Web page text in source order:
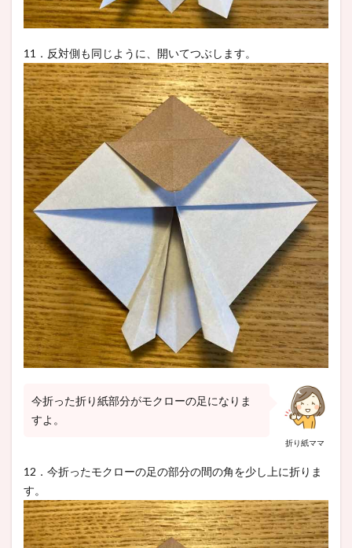
11．反対側も同じように、開いてつぶします。
折り紙ママ
今折った折り紙部分がモクローの足になりま
すよ。
12．今折ったモクローの足の部分の間の角を少し上に折りま
す。